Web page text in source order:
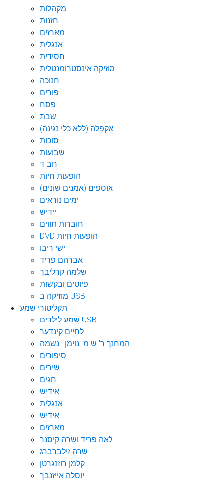
מקהלות
חזנות
מארזים
אנגלית
חסידית
מוזיקה אינסטרומנטלית
חנוכה
פורים
פסח
שבת
אקפלה (ללא כלי נגינה)
סוכות
שבועות
חב"ד
הופעות חיות
אוספים (אמנים שונים)
ימים נוראים
יידיש
חוברות תווים
DVD הופעות חיות
ישי ריבו
אברהם פריד
שלמה קרליבך
פיוטים ובקשות
מוזיקה ב USB
תקליטורי שמע
שמע לילדים USB
לחיים קינדער
המחנך ר' ש.מ. נוימן | נשמה
סיפורים
שירים
חגים
אידיש
אנגלית
אידיש
מארזים
לאה פריד ושרה קיסנר
שרה זילברברג
קלמן רוזנגרטן
יוסלה אייזנבך